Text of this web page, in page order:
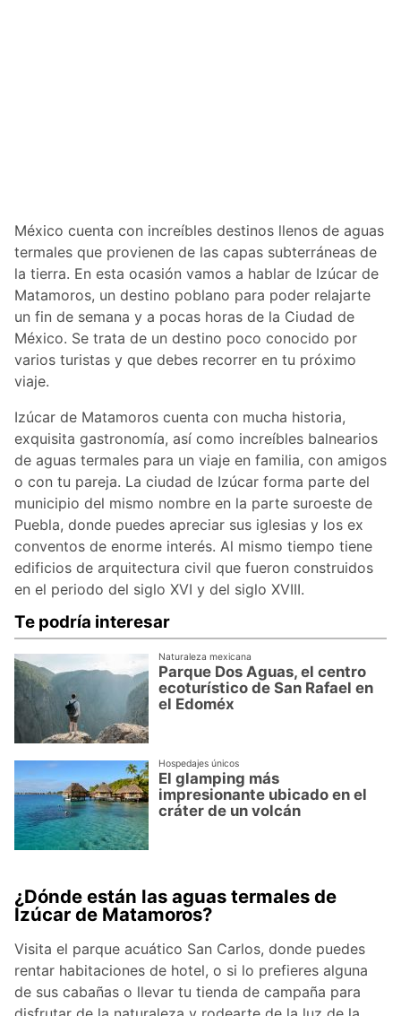
México cuenta con increíbles destinos llenos de aguas
termales que provienen de las capas subterráneas de
la tierra. En esta ocasión vamos a hablar de Izúcar de
Matamoros, un destino poblano para poder relajarte
un fin de semana y a pocas horas de la Ciudad de
México. Se trata de un destino poco conocido por
varios turistas y que debes recorrer en tu próximo
viaje.
Izúcar de Matamoros cuenta con mucha historia,
exquisita gastronomía, así como increíbles balnearios
de aguas termales para un viaje en familia, con amigos
o con tu pareja. La ciudad de Izúcar forma parte del
municipio del mismo nombre en la parte suroeste de
Puebla, donde puedes apreciar sus iglesias y los ex
conventos de enorme interés. Al mismo tiempo tiene
edificios de arquitectura civil que fueron construidos
en el periodo del siglo XVI y del siglo XVIII.
Te podría interesar
Naturaleza mexicana
Parque Dos Aguas, el centro
ecoturístico de San Rafael en
el Edoméx
Hospedajes únicos
El glamping más
impresionante ubicado en el
cráter de un volcán
¿Dónde están las aguas termales de
Izúcar de Matamoros?
Visita el parque acuático San Carlos, donde puedes
rentar habitaciones de hotel, o si lo prefieres alguna
de sus cabañas o llevar tu tienda de campaña para